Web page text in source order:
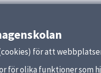
för att
för olika funktioner som